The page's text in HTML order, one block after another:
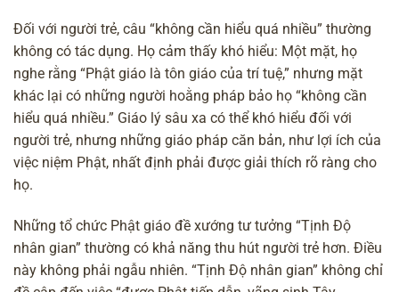
Đối với người trẻ, câu “không cần hiểu quá nhiều” thường
không có tác dụng. Họ cảm thấy khó hiểu: Một mặt, họ
nghe rằng “Phật giáo là tôn giáo của trí tuệ,” nhưng mặt
khác lại có những người hoằng pháp bảo họ “không cần
hiểu quá nhiều.” Giáo lý sâu xa có thể khó hiểu đối với
người trẻ, nhưng những giáo pháp căn bản, như lợi ích của
việc niệm Phật, nhất định phải được giải thích rõ ràng cho
họ.
Những tổ chức Phật giáo đề xướng tư tưởng “Tịnh Độ
nhân gian” thường có khả năng thu hút người trẻ hơn. Điều
này không phải ngẫu nhiên. “Tịnh Độ nhân gian” không chỉ